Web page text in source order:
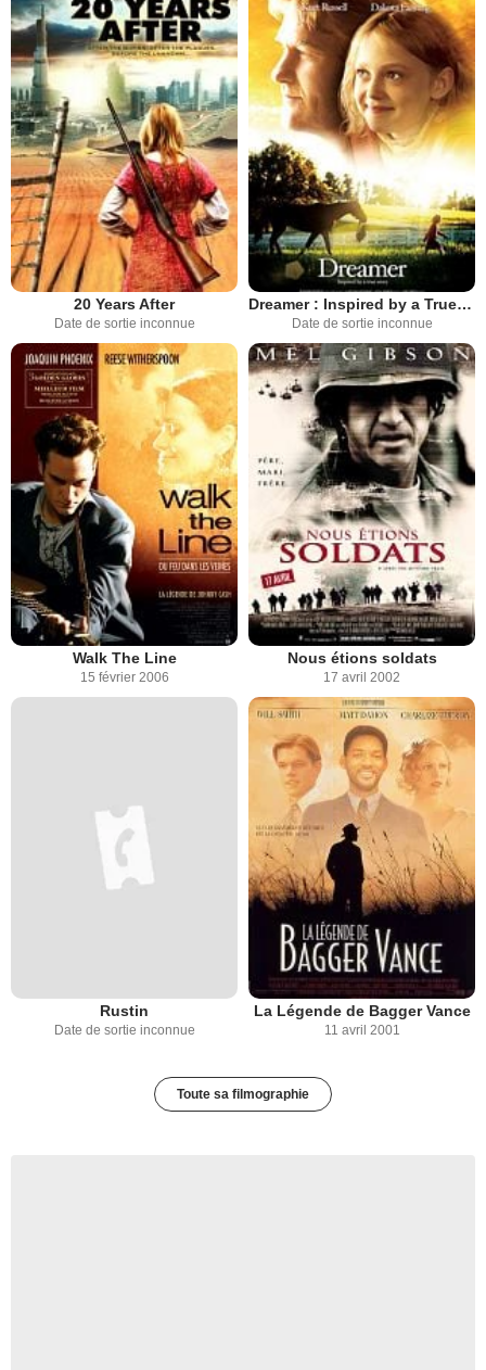
20 Years After
Date de sortie inconnue
Dreamer : Inspired by a True Story
Date de sortie inconnue
Walk The Line
15 février 2006
Nous étions soldats
17 avril 2002
Rustin
Date de sortie inconnue
La Légende de Bagger Vance
11 avril 2001
Toute sa filmographie